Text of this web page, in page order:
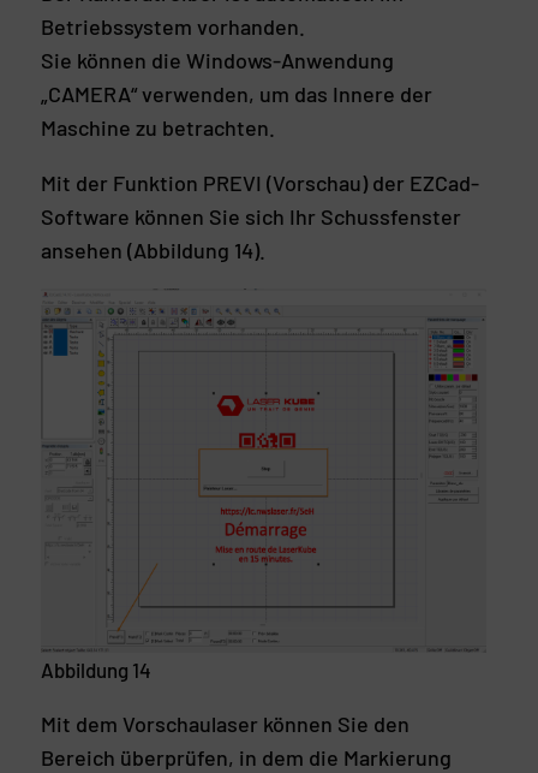
Betriebssystem vorhanden.
Sie können die Windows-Anwendung
„CAMERA“ verwenden, um das Innere der
Maschine zu betrachten.
Mit der Funktion PREVI (Vorschau) der EZCad-
Software können Sie sich Ihr Schussfenster
ansehen (Abbildung 14).
Abbildung 14
Mit dem Vorschaulaser können Sie den
Bereich überprüfen, in dem die Markierung